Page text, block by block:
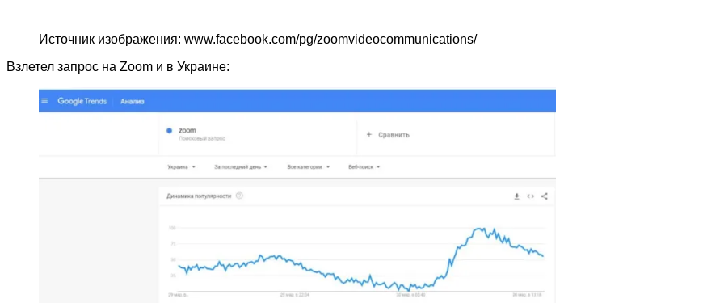
Источник изображения: www.facebook.com/pg/zoomvideocommunications/
Взлетел запрос на Zoom и в Украине: